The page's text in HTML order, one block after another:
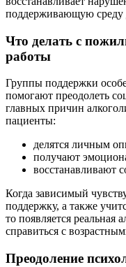
поддерживающую среду
Что делать с
работы
Группы поддержки
помогают преодолеть
главных причин
пациенты:
делятся личным
получают
восстанавливают
Когда зависимый
поддержку, а также
то появляется реальная
справиться с
Преодоление